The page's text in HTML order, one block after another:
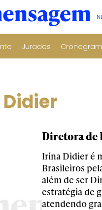
Jurados
Diretora de
Irina Didier é
Brasileiros
além de ser
estratégia de
atendendo